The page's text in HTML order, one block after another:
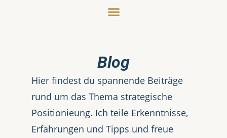
Blog
Hier findest du spannende Beiträge
rund um das Thema strategische
Positionieung. Ich teile Erkenntnisse,
Erfahrungen und Tipps und freue